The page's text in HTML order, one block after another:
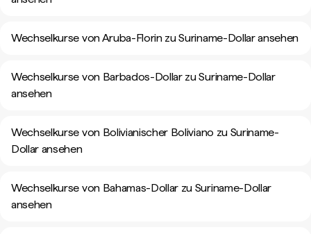
Wechselkurse von Aruba-Florin zu Suriname-Dollar ansehen
Wechselkurse von Barbados-Dollar zu Suriname-Dollar
ansehen
Wechselkurse von Bolivianischer Boliviano zu Suriname-
Dollar ansehen
Wechselkurse von Bahamas-Dollar zu Suriname-Dollar
ansehen